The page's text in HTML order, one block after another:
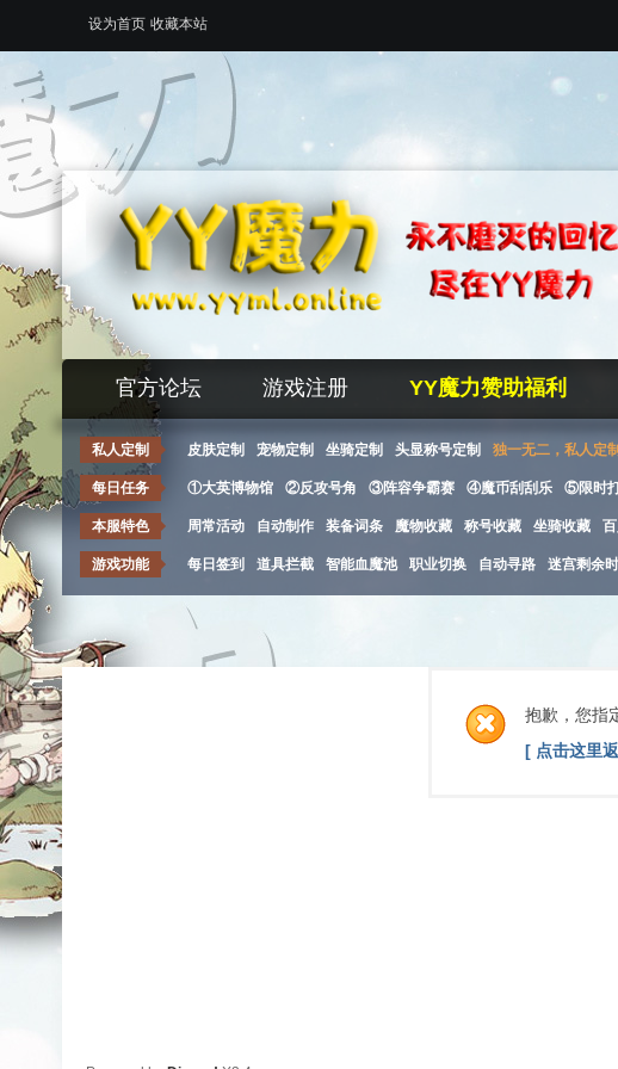
设为首页 收藏本站
官方论坛 游戏注册 YY魔力赞助福利
私人定制 皮肤定制 宠物定制 坐骑定制 头显称号定制 独一无二，私人定
每日任务 ①大英博物馆 ②反攻号角 ③阵容争霸赛 ④魔币刮刮乐 ⑤限时
本服特色 周常活动 自动制作 装备词条 魔物收藏 称号收藏 坐骑收藏
游戏功能 每日签到 道具拦截 智能血魔池 职业切换 自动寻路 迷宫剩余
抱歉，您指
[ 点击这里